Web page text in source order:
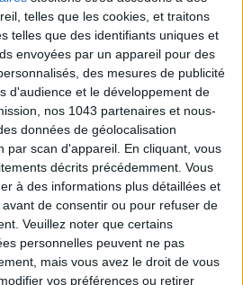
telles que les cookies, et traitons
telles que des identifiants uniques et
envoyées par un appareil pour des
des mesures de publicité
d'audience et le développement de
nos 1043 partenaires et nous-
données de géolocalisation
par scan d'appareil. En cliquant, vous
décrits précédemment. Vous
à des informations plus détaillées et
de consentir ou pour refuser de
Veuillez noter que certains
personnelles peuvent ne pas
mais vous avez le droit de vous
vos préférences ou retirer
cuteTopshop dressis sure to be a
. To be accessorized with a
bracelets,velvet chokersrescued
, 44€
TATTOO